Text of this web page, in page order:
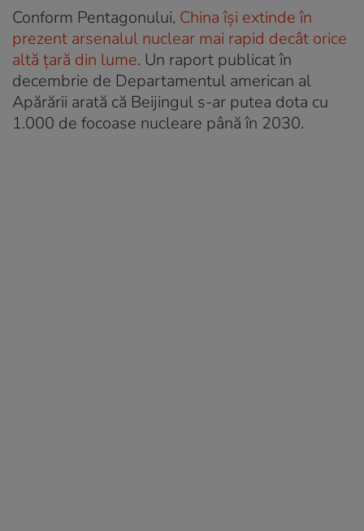
Conform Pentagonului, China își extinde în
prezent arsenalul nuclear mai rapid decât orice
altă țară din lume. Un raport publicat în
decembrie de Departamentul american al
Apărării arată că Beijingul s-ar putea dota cu
1.000 de focoase nucleare până în 2030.